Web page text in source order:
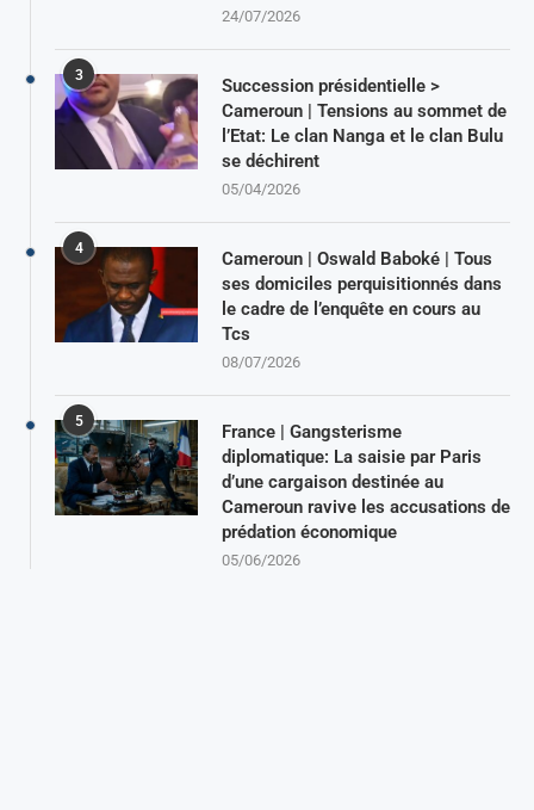
24/07/2026
3
Succession présidentielle >
Cameroun | Tensions au sommet de
l’Etat: Le clan Nanga et le clan Bulu
se déchirent
05/04/2026
4
Cameroun | Oswald Baboké | Tous
ses domiciles perquisitionnés dans
le cadre de l’enquête en cours au
Tcs
08/07/2026
5
France | Gangsterisme
diplomatique: La saisie par Paris
d’une cargaison destinée au
Cameroun ravive les accusations de
prédation économique
05/06/2026